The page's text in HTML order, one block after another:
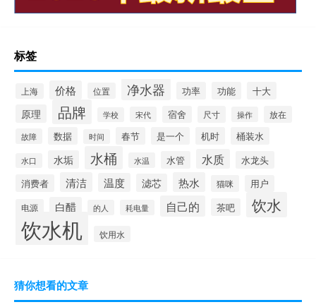
标签
上海 价格 位置 净水器 功率 功能 十大
原理 品牌 学校 宋代 宿舍 尺寸 操作 放在
故障 数据 时间 春节 是一个 机时 桶装水
水口 水垢 水桶 水温 水管 水质
水龙头
消费者
清洁 温度 滤芯 热水 猫咪 用户
电源 白醋 的人 耗电量 自己的 茶吧 饮水
饮水机 饮用水
猜你想看的文章